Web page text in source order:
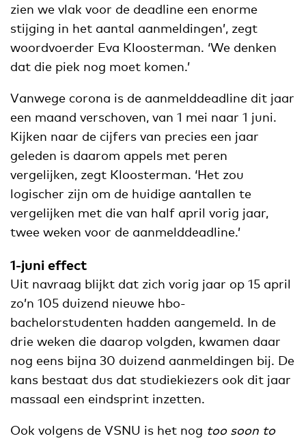
zien we vlak voor de deadline een enorme
stijging in het aantal aanmeldingen’, zegt
woordvoerder Eva Kloosterman. ‘We denken
dat die piek nog moet komen.’
Vanwege corona is de aanmelddeadline dit jaar
een maand verschoven, van 1 mei naar 1 juni.
Kijken naar de cijfers van precies een jaar
geleden is daarom appels met peren
vergelijken, zegt Kloosterman. ‘Het zou
logischer zijn om de huidige aantallen te
vergelijken met die van half april vorig jaar,
twee weken voor de aanmelddeadline.’
1-juni effect
Uit navraag blijkt dat zich vorig jaar op 15 april
zo’n 105 duizend nieuwe hbo-
bachelorstudenten hadden aangemeld. In de
drie weken die daarop volgden, kwamen daar
nog eens bijna 30 duizend aanmeldingen bij. De
kans bestaat dus dat studiekiezers ook dit jaar
massaal een eindsprint inzetten.
Ook volgens de VSNU is het nog too soon to